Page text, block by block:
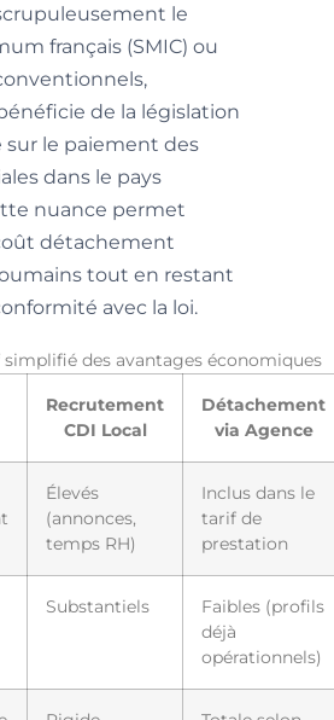
le
français (SMIC) ou
de la législation
le paiement des
dans le pays
nuance permet
détachement
tout en restant
avec la loi.
des avantages économiques
Recrutement
CDI Local
Détachement
via Agence
Élevés
(annonces,
temps RH)
Inclus dans le
tarif de
prestation
Substantiels
Faibles (profils
déjà
opérationnels)